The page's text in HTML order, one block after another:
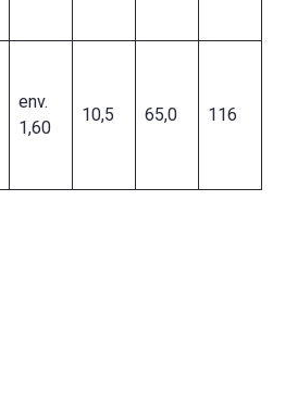
env.
1,60
10,5 65,0 116